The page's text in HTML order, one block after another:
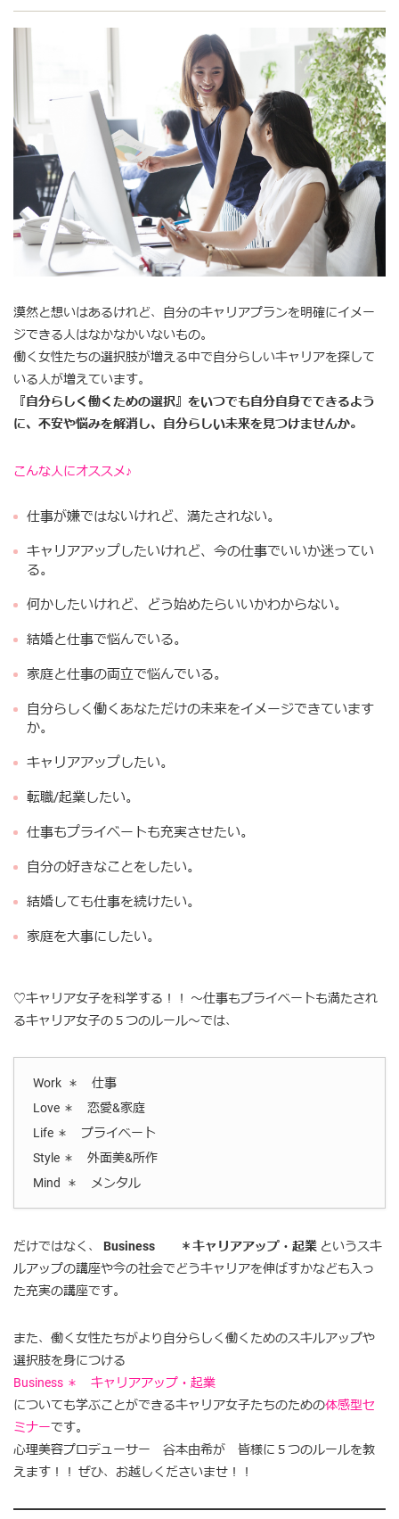
漠然と想いはあるけれど、自分のキャリアプランを明確にイメー
ジできる人はなかなかいないもの。
働く女性たちの選択肢が増える中で自分らしいキャリアを探して
いる人が増えています。
『自分らしく働くための選択』をいつでも自分自身でできるよう
に、不安や悩みを解消し、自分らしい未来を見つけませんか。
こんな人にオススメ♪
仕事が嫌ではないけれど、満たされない。
キャリアアップしたいけれど、今の仕事でいいか迷ってい
る。
何かしたいけれど、どう始めたらいいかわからない。
結婚と仕事で悩んでいる。
家庭と仕事の両立で悩んでいる。
自分らしく働くあなただけの未来をイメージできています
か。
キャリアアップしたい。
転職/起業したい。
仕事もプライベートも充実させたい。
自分の好きなことをしたい。
結婚しても仕事を続けたい。
家庭を大事にしたい。
♡キャリア女子を科学する！！ 〜仕事もプライベートも満たされ
るキャリア女子の５つのルール〜では、
Work ＊ 仕事
Love ＊ 恋愛&家庭
Life ＊ プライベート
Style ＊ 外面美&所作
Mind ＊ メンタル
だけではなく、 Business ＊キャリアアップ・起業 というスキ
ルアップの講座や今の社会でどうキャリアを伸ばすかなども入っ
た充実の講座です。
また、働く女性たちがより自分らしく働くためのスキルアップや
選択肢を身につける
Business ＊ キャリアアップ・起業
についても学ぶことができるキャリア女子たちのための体感型セ
ミナーです。
心理美容プロデューサー 谷本由希が 皆様に５つのルールを教
えます！！ ぜひ、お越しくださいませ！！